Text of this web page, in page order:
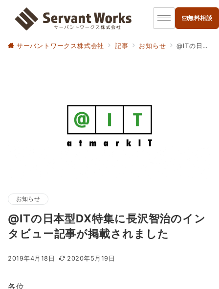
無料相談
サーバントワークス株式会社 記事 お知らせ @ITの日本型DX特集に長沢智治のインタビュー記事が掲載されました
お知らせ
@ITの日本型DX特集に長沢智治のイン
タビュー記事が掲載されました
2019年4月18日 2020年5月19日
各位